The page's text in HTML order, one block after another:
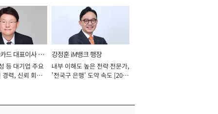
드 대표이사 사
등 대기업 주요
경력, 신뢰 회복
강정훈 iM뱅크 행장
내부 이해도 높은 전략 전문가,
'전국구 은행' 도약 속도 [2026